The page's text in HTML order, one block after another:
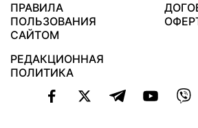
ПРАВИЛА
ПОЛЬЗОВАНИЯ
САЙТОМ
РЕДАКЦИОННАЯ
ПОЛИТИКА